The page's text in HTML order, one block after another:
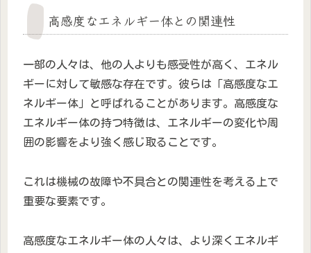
高感度なエネルギー体との関連性
一部の人々は、他の人よりも感受性が高く、エネル
ギーに対して敏感な存在です。彼らは「高感度なエ
ネルギー体」と呼ばれることがあります。高感度な
エネルギー体の持つ特徴は、エネルギーの変化や周
囲の影響をより強く感じ取ることです。
これは機械の故障や不具合との関連性を考える上で
重要な要素です。
高感度なエネルギー体の人々は、より深くエネルギ